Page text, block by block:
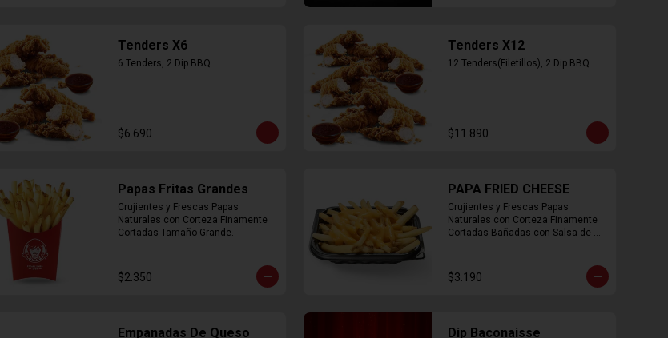
Tenders X6
6 Tenders, 2 Dip BBQ..
$6.690
Tenders X12
12 Tenders(Filetillos), 2 Dip BBQ
$11.890
Papas Fritas Grandes
Crujientes y Frescas Papas
Naturales con Corteza Finamente
Cortadas Tamaño Grande.
$2.350
PAPA FRIED CHEESE
Crujientes y Frescas Papas
Naturales con Corteza Finamente
Cortadas Bañadas con Salsa de
$3.190
Empanadas De Queso Dip Baconaisse